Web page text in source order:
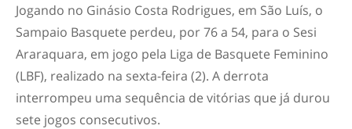
Jogando no Ginásio Costa Rodrigues, em São Luís, o
Sampaio Basquete perdeu, por 76 a 54, para o Sesi
Araraquara, em jogo pela Liga de Basquete Feminino
(LBF), realizado na sexta-feira (2). A derrota
interrompeu uma sequência de vitórias que já durou
sete jogos consecutivos.